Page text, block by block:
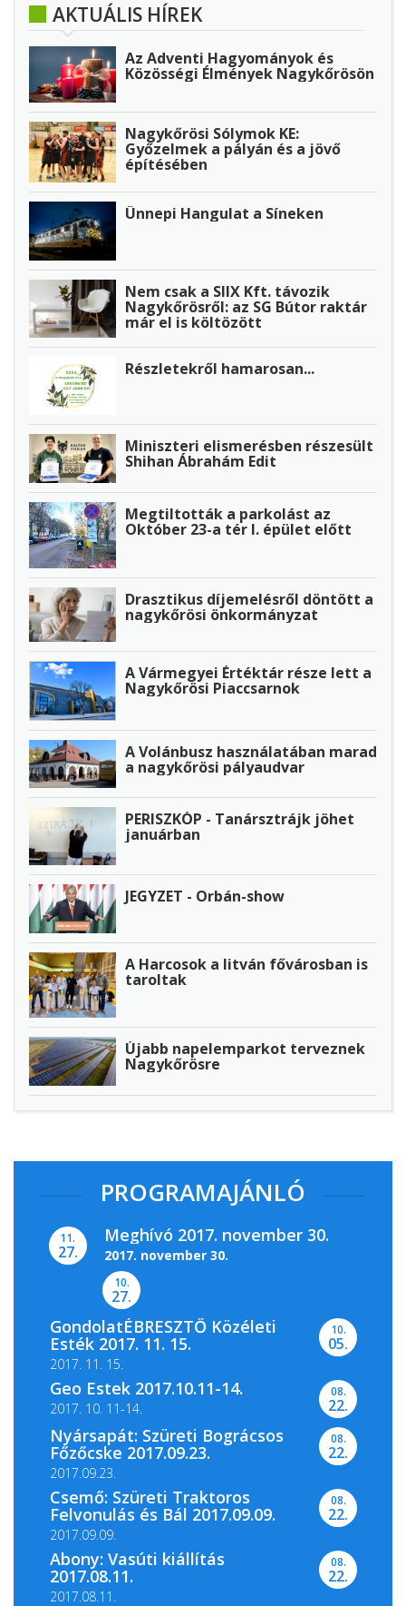
AKTUÁLIS HÍREK
Az Adventi Hagyományok és
Közösségi Élmények Nagykőrösön
Nagykőrösi Sólymok KE:
Győzelmek a pályán és a jövő
építésében
Ünnepi Hangulat a Síneken
Nem csak a SIIX Kft. távozik
Nagykőrösről: az SG Bútor raktár
már el is költözött
Részletekről hamarosan...
Miniszteri elismerésben részesült
Shihan Ábrahám Edit
Megtiltották a parkolást az
Október 23-a tér I. épület előtt
Drasztikus díjemelésről döntött a
nagykőrösi önkormányzat
A Vármegyei Értéktár része lett a
Nagykőrösi Piaccsarnok
A Volánbusz használatában marad
a nagykőrösi pályaudvar
PERISZKÓP - Tanársztrájk jöhet
januárban
JEGYZET - Orbán-show
A Harcosok a litván fővárosban is
taroltak
Újabb napelemparkot terveznek
Nagykőrösre
PROGRAMAJÁNLÓ
11.
27.
Meghívó 2017. november 30.
2017. november 30.
A Magyar Nemzeti Levéltár Pest Megyei
Levéltára, valamint a...
10.
27.
GondolatÉBRESZTŐ Közéleti
Esték 2017. 11. 15.
2017. 11. 15.
10.
05.
Geo Estek 2017.10.11-14.
2017. 10. 11-14.
08.
22.
Nyársapát: Szüreti Bográcsos
Főzőcske 2017.09.23.
2017.09.23.
08.
22.
Csemő: Szüreti Traktoros
Felvonulás és Bál 2017.09.09.
2017.09.09.
08.
22.
Abony: Vasúti kiállítás
2017.08.11.
2017.08.11.
08.
22.